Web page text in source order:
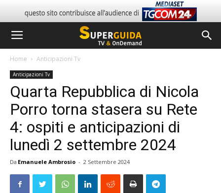
Home Anticipazioni Tv
Anticipazioni Tv
Quarta Repubblica di Nicola
Porro torna stasera su Rete
4: ospiti e anticipazioni di
lunedì 2 settembre 2024
Da Emanuele Ambrosio - 2 Settembre 2024